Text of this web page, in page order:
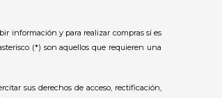
información y para realizar compras sí es
(*) son aquellos que requieren una
sus derechos de acceso, rectificación,